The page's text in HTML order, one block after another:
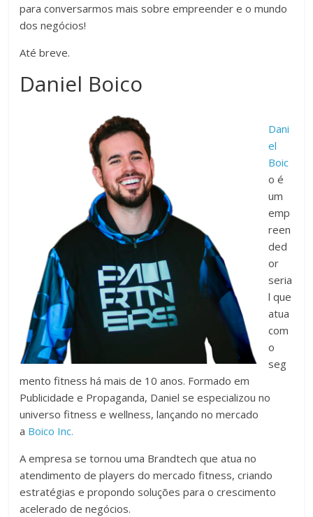
para conversarmos mais sobre empreender e o mundo
dos negócios!
Até breve.
Daniel Boico
Dani
el
Boic
o é
um
emp
reen
ded
or
seria
l que
atua
com
o
seg
mento fitness há mais de 10 anos. Formado em
Publicidade e Propaganda, Daniel se especializou no
universo fitness e wellness, lançando no mercado
a Boico Inc.
A empresa se tornou uma Brandtech que atua no
atendimento de players do mercado fitness, criando
estratégias e propondo soluções para o crescimento
acelerado de negócios.